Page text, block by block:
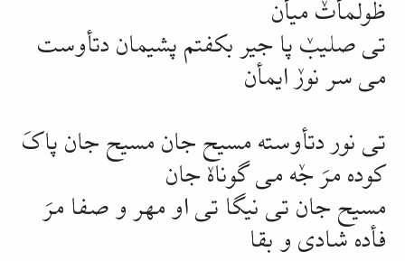
تی صلیبٚ پا جیر بکفتم پشیمان دتأوست
می سر نورٚ ایمأن
تی نور دتأوسته مسیح جان مسیح جان پاکَ
کوده مرَ جٚه می گوناهٚ جان
مسیح جان تینیگاتی او مهر و صفا مرَ
فأده شادی وبقا